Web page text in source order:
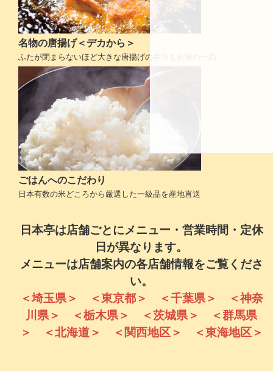
名物の唐揚げ＜デカから＞
ふたが閉まらないほど大きな唐揚げの弁当も自慢の一品
ごはんへのこだわり
日本有数の米どころから厳選した一級品を産地直送
日本亭は店舗ごとにメニュー・営業時間・定休
日が異なります。
メニューは店舗案内の各店舗情報をご覧くださ
い。
＜埼玉県＞
＜東京都＞ ＜千葉県＞
＜神奈
川県＞
＜栃木県＞ ＜茨城県＞
＜群馬県
＞
＜北海道＞ ＜関西地区＞ ＜東海地区＞